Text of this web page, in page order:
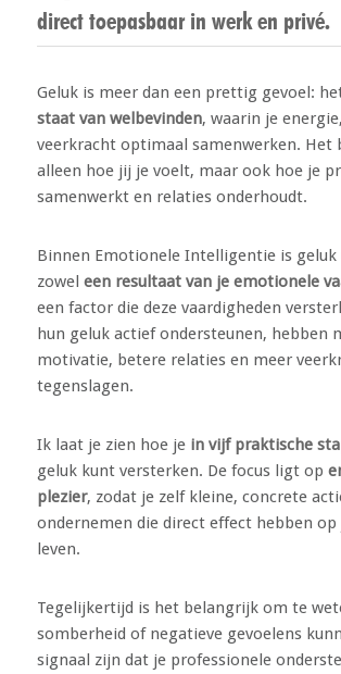
direct toepasbaar in werk en privé.
Geluk is meer dan een prettig gevoel:
staat van welbevinden, waarin je
veerkracht optimaal samenwerken. Het
alleen hoe jij je voelt, maar ook hoe je
samenwerkt en relaties onderhoudt.
Binnen Emotionele Intelligentie is geluk
zowel een resultaat van je emotionele
een factor die deze vaardigheden
hun geluk actief ondersteunen, hebben
motivatie, betere relaties en meer
tegenslagen.
Ik laat je zien hoe je in vijf praktische
geluk kunt versterken. De focus ligt op
plezier, zodat je zelf kleine, concrete
ondernemen die direct effect hebben op
leven.
Tegelijkertijd is het belangrijk om te
somberheid of negatieve gevoelens
signaal zijn dat je professionele